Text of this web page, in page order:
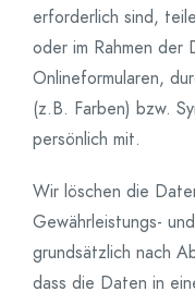
erforderlich sind,
oder im Rahmen der
Onlineformularen,
(z.B. Farben) bzw.
persönlich mit.
Wir löschen die
Gewährleistungs-
grundsätzlich nach
dass die Daten in